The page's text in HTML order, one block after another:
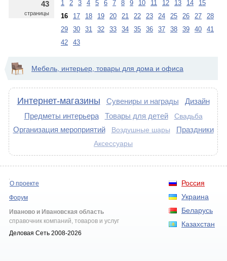
43
страницы
1 2 3 4 5 6 7 8 9 10 11 12 13 14
15
16
17 18 19 20 21 22 23 24 25 26 27
28
29
30 31 32 33 34 35 36 37 38 39 40
41
42
43
Мебель, интерьер, товары для дома и офиса
Интернет-магазины Сувениры и награды
Дизайн
Предметы интерьера
Товары для детей Свадьба
Организация мероприятий Воздушные шары Праздники
Аксессуары
Россия
Украина
Беларусь
Казахстан
О проекте
Форум
Иваново и Ивановская область
справочник компаний, товаров и услуг
Деловая Сеть 2008-2026